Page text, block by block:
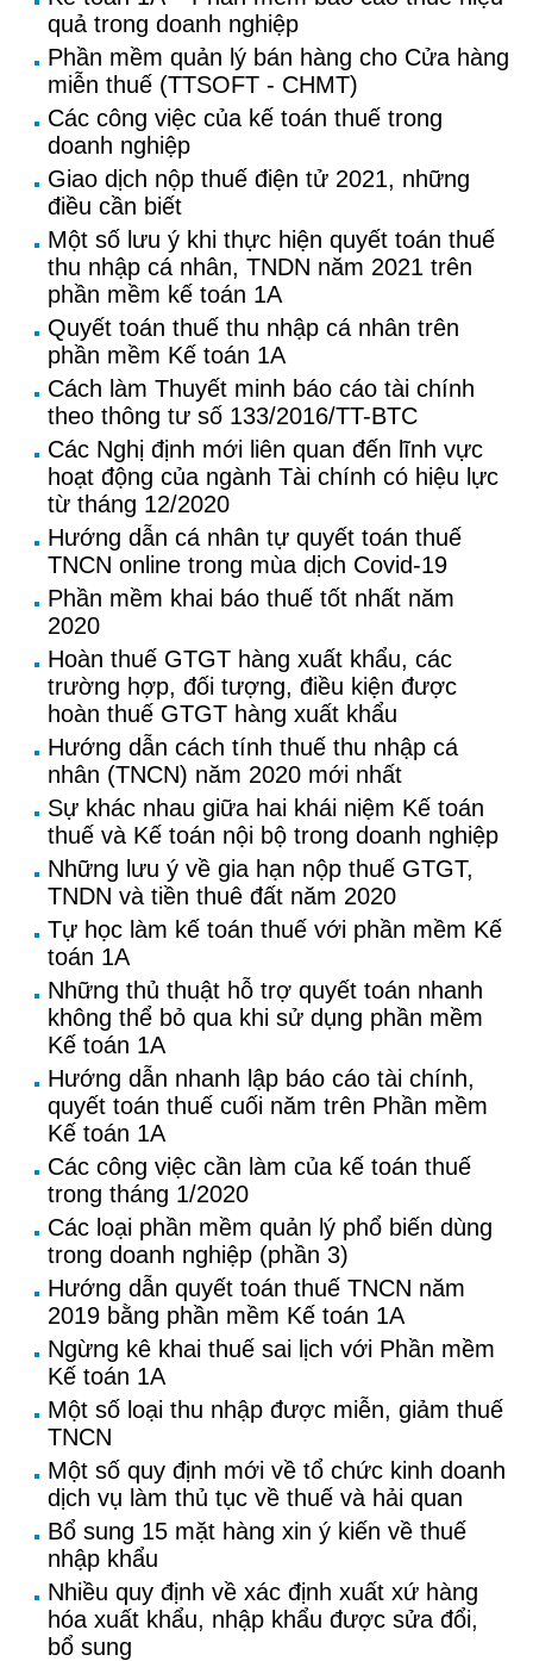
quả trong doanh nghiệp
Phần mềm quản lý bán hàng cho Cửa hàng
miễn thuế (TTSOFT - CHMT)
Các công việc của kế toán thuế trong
doanh nghiệp
Giao dịch nộp thuế điện tử 2021, những
điều cần biết
Một số lưu ý khi thực hiện quyết toán thuế
thu nhập cá nhân, TNDN năm 2021 trên
phần mềm kế toán 1A
Quyết toán thuế thu nhập cá nhân trên
phần mềm Kế toán 1A
Cách làm Thuyết minh báo cáo tài chính
theo thông tư số 133/2016/TT-BTC
Các Nghị định mới liên quan đến lĩnh vực
hoạt động của ngành Tài chính có hiệu lực
từ tháng 12/2020
Hướng dẫn cá nhân tự quyết toán thuế
TNCN online trong mùa dịch Covid-19
Phần mềm khai báo thuế tốt nhất năm
2020
Hoàn thuế GTGT hàng xuất khẩu, các
trường hợp, đối tượng, điều kiện được
hoàn thuế GTGT hàng xuất khẩu
Hướng dẫn cách tính thuế thu nhập cá
nhân (TNCN) năm 2020 mới nhất
Sự khác nhau giữa hai khái niệm Kế toán
thuế và Kế toán nội bộ trong doanh nghiệp
Những lưu ý về gia hạn nộp thuế GTGT,
TNDN và tiền thuê đất năm 2020
Tự học làm kế toán thuế với phần mềm Kế
toán 1A
Những thủ thuật hỗ trợ quyết toán nhanh
không thể bỏ qua khi sử dụng phần mềm
Kế toán 1A
Hướng dẫn nhanh lập báo cáo tài chính,
quyết toán thuế cuối năm trên Phần mềm
Kế toán 1A
Các công việc cần làm của kế toán thuế
trong tháng 1/2020
Các loại phần mềm quản lý phổ biến dùng
trong doanh nghiệp (phần 3)
Hướng dẫn quyết toán thuế TNCN năm
2019 bằng phần mềm Kế toán 1A
Ngừng kê khai thuế sai lịch với Phần mềm
Kế toán 1A
Một số loại thu nhập được miễn, giảm thuế
TNCN
Một số quy định mới về tổ chức kinh doanh
dịch vụ làm thủ tục về thuế và hải quan
Bổ sung 15 mặt hàng xin ý kiến về thuế
nhập khẩu
Nhiều quy định về xác định xuất xứ hàng
hóa xuất khẩu, nhập khẩu được sửa đổi,
bổ sung